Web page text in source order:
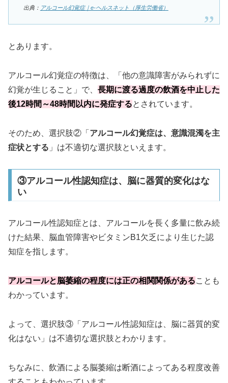
出典： アルコール幻覚症｜e-ヘルスネット（厚生労働省）
とあります。
アルコール幻覚症の特徴は、「他の意識障害がみられずに
幻覚が生じること」で、 長期に渡る過度の飲酒を中止した
後12時間～48時間以内に発症するとされています。
そのため、選択肢②「 アルコール幻覚症は、意識混濁を主
症状とする 」は不適切な選択肢といえます。
③アルコール性認知症は、脳に器質的変化はな
い
アルコール性認知症とは、アルコールを長く多量に飲み続
けた結果、脳血管障害やビタミンB1欠乏により生じた認
知症を指します。
アルコールと脳萎縮の程度には正の相関関係があることも
わかっています。
よって、選択肢③「アルコール性認知症は、脳に器質的変
化はない」は不適切な選択肢とわかります。
ちなみに、飲酒による脳萎縮は断酒によってある程度改善